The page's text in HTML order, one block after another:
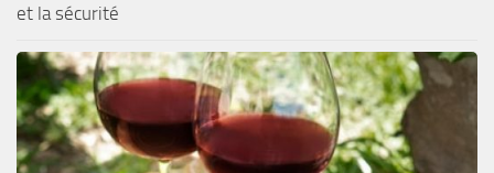
et la sécurité